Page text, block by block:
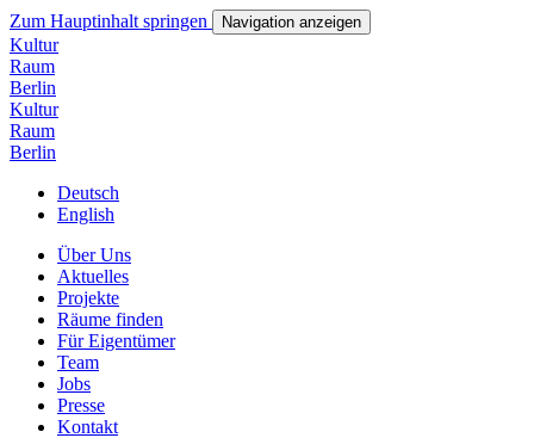
Zum Hauptinhalt springen Navigation anzeigen
Kultur
Raum
Berlin
Kultur
Raum
Berlin
Deutsch
English
Über Uns
Aktuelles
Projekte
Räume finden
Für Eigentümer
Team
Jobs
Presse
Kontakt